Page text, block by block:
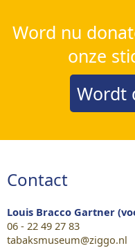
Word nu
onze
Wordt
Contact
Louis Bracco Gartner
06 - 22 49 27 83
tabaksmuseum@ziggo.nl